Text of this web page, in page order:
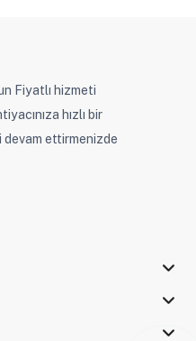
Fiyatlı hizmeti
hızlı bir
ettirmenizde